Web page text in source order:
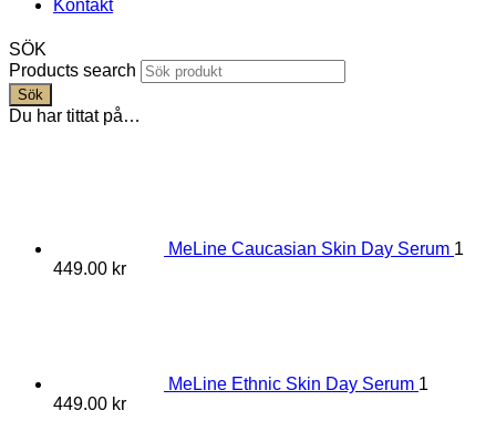
Kontakt
SÖK
Products search
Sök
Du har tittat på…
MeLine Caucasian Skin Day Serum 1
449.00 kr
MeLine Ethnic Skin Day Serum 1
449.00 kr